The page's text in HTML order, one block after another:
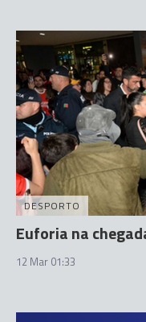
DESPORTO
Euforia na
12 Mar 01:33